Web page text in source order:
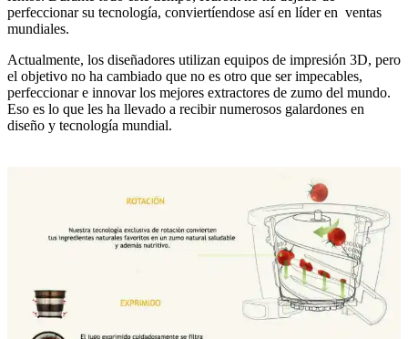
perfeccionar su tecnología, conviertíendose así en líder en ventas
mundiales.
Actualmente, los diseñadores utilizan equipos de impresión 3D, pero
el objetivo no ha cambiado que no es otro que ser impecables,
perfeccionar e innovar los mejores extractores de zumo del mundo.
Eso es lo que les ha llevado a recibir numerosos galardones en
diseño y tecnología mundial.